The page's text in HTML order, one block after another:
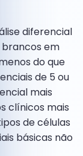
diferencial
em
do que
de 5 ou
mais
clínicos mais
de células
básicas não